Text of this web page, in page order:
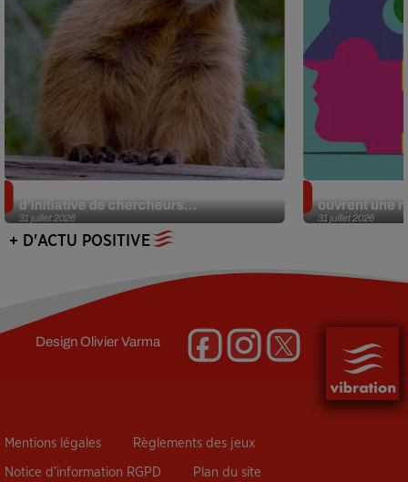
31 juillet 2026
d’initiative de chercheurs...
31 juillet 2026
ouvrent une
+ D'ACTU POSITIVE
DesignOlivier Varma
Mentions légales Règlements des jeux
Notice d’information RGPD Plan du site